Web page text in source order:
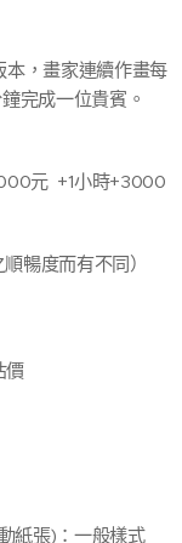
本，畫家連續作畫每
完成一位貴賓。
元 +1小時+3000
暢度而有不同）
價
紙張)：一般樣式